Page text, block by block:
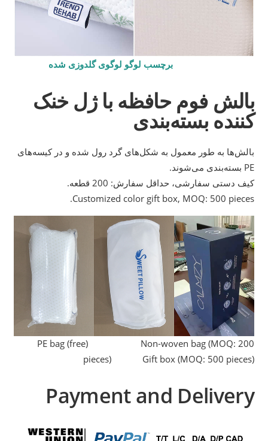
برچسب لوگو لوگوی گلدوزی شده
بالش فوم حافظه با ژل خنک
کننده بسته‌بندی
بالش‌ها به طور معمول به شکل‌های گرد رول شده و در کیسه‌های
PE بسته‌بندی می‌شوند.
کیف دستی سفارشی، حداقل سفارش: 200 قطعه.
Customized color gift box, MOQ: 500 pieces.
PE bag (free) Non-woven bag (MOQ: 200
pieces) Gift box (MOQ: 500 pieces)
Payment and Delivery